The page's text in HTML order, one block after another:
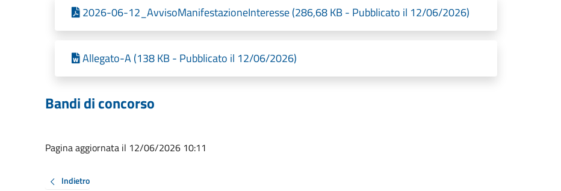
2026-06-12_AvvisoManifestazioneInteresse (286,68 KB - Pubblicato il 12/06/2026)
Allegato-A (138 KB - Pubblicato il 12/06/2026)
Bandi di concorso
Pagina aggiornata il 12/06/2026 10:11
Indietro